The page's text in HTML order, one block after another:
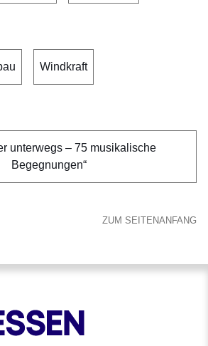
Windkraft
unterwegs – 75 musikalische
Begegnungen“
ZUM SEITENANFANG